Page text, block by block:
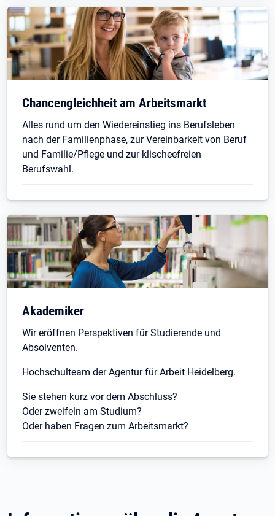
Öffnet in neuem Tab
Chancengleichheit am Arbeitsmarkt
Alles rund um den Wiedereinstieg ins Berufsleben
nach der Familienphase, zur Vereinbarkeit von Beruf
und Familie/Pflege und zur klischeefreien
Berufswahl.
Akademiker
Wir eröffnen Perspektiven für Studierende und
Absolventen.
Hochschulteam der Agentur für Arbeit Heidelberg.
Sie stehen kurz vor dem Abschluss?
Oder zweifeln am Studium?
Oder haben Fragen zum Arbeitsmarkt?